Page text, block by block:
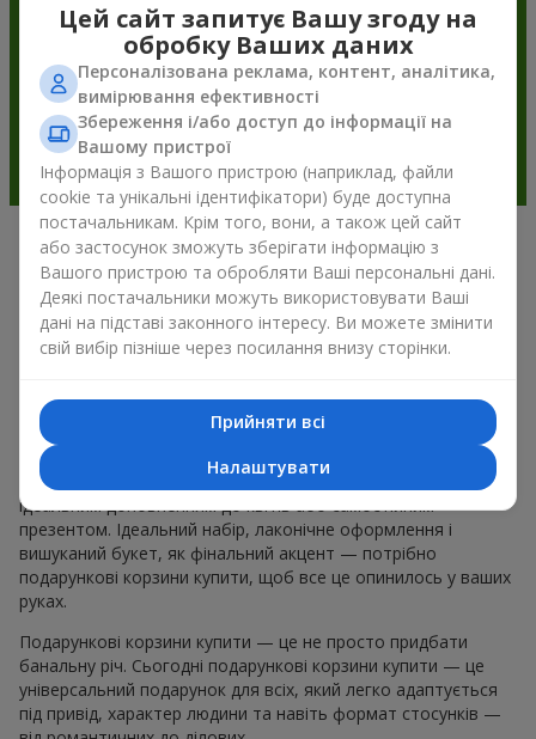
Подарункові корзини —
універсальний подарунок на будь-
яке свято
обмаль, у нас є для вас чудове перевірене рішення: ви
можете набір подарункові корзини купити. Подарункова
корзина з вишуканими смаколиками до свята, фруктами,
смачним чаєм чи, навіть, алкогольними напоями стає
ідеальним доповненням до квітів або самостійним
презентом. Ідеальний набір, лаконічне оформлення і
вишуканий букет, як фінальний акцент — потрібно
подарункові корзини купити, щоб все це опинилось у ваших
руках.
Подарункові корзини купити — це не просто придбати
банальну річ. Сьогодні подарункові корзини купити — це
універсальний подарунок для всіх, який легко адаптується
під привід, характер людини та навіть формат стосунків —
Цей сайт запитує Вашу згоду на
обробку Ваших даних
Персоналізована реклама, контент, аналітика,
вимірювання ефективності
Збереження і/або доступ до інформації на
Вашому пристрої
Інформація з Вашого пристрою (наприклад, файли
cookie та унікальні ідентифікатори) буде доступна
постачальникам. Крім того, вони, а також цей сайт
або застосунок зможуть зберігати інформацію з
Вашого пристрою та обробляти Ваші персональні дані.
Деякі постачальники можуть використовувати Ваші
дані на підставі законного інтересу. Ви можете змінити
свій вибір пізніше через посилання внизу сторінки.
Прийняти всі
Налаштувати